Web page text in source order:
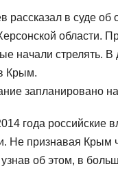
рассказал в суде
области.
начали стрелять.
Крым.
запланировано
года российские
Не признавая Крым
узнав об этом, в